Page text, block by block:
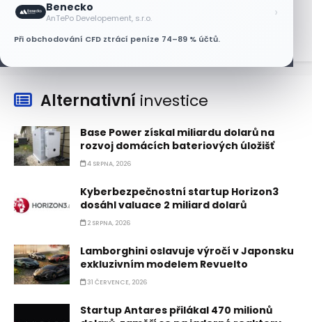
Benecko
AnTePo Developement, s.r.o. ›
Při obchodování CFD ztrácí peníze 74–89 % účtů.
6 SRPNA, 2026
Alternativní investice
Base Power získal miliardu dolarů na
rozvoj domácích bateriových úložišť
4 SRPNA, 2026
Kyberbezpečnostní startup Horizon3
dosáhl valuace 2 miliard dolarů
2 SRPNA, 2026
Lamborghini oslavuje výročí v Japonsku
exkluzivním modelem Revuelto
31 ČERVENCE, 2026
Startup Antares přilákal 470 milionů